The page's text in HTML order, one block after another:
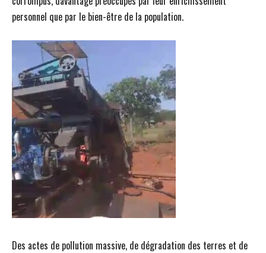
personnel que par le bien-être de la population.
Des actes de pollution massive, de dégradation des terres et de